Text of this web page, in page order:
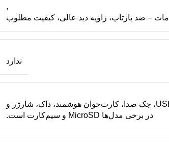
,
مات – ضد بازتاب، زاویه دید عالی، کیفیت مطلوب
ندارد
دارای USB-C، دو USB 3.1، HDMI، LAN، جک صدا، کارت‌خوان هوشمند، داک، شارژر و
در برخی مدل‌ها MicroSD و سیم‌کارت است.